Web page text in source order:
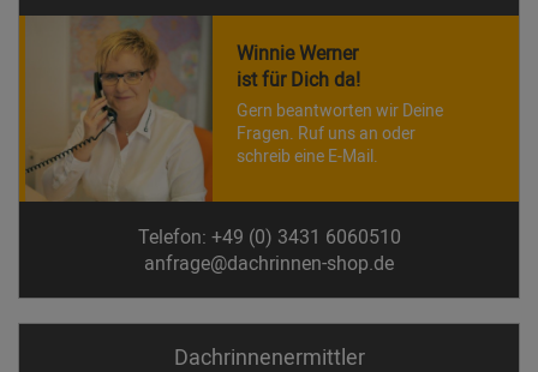
Winnie Werner
ist für Dich da!
Gern beantworten wir Deine
Fragen. Ruf uns an oder
schreib eine E-Mail.
Telefon: +49 (0) 3431 6060510
anfrage@dachrinnen-shop.de
Dachrinnen­ermittler